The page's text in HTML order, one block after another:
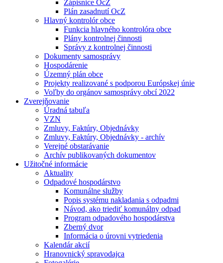
Zápisnice OcZ
Plán zasadnutí OcZ
Hlavný kontrolór obce
Funkcia hlavného kontrolóra obce
Plány kontrolnej činnosti
Správy z kontrolnej činnosti
Dokumenty samosprávy
Hospodárenie
Územný plán obce
Projekty realizované s podporou Európskej únie
Voľby do orgánov samosprávy obcí 2022
Zverejňovanie
Úradná tabuľa
VZN
Zmluvy, Faktúry, Objednávky
Zmluvy, Faktúry, Objednávky - archív
Verejné obstarávanie
Archív publikovaných dokumentov
Užitočné informácie
Aktuality
Odpadové hospodárstvo
Komunálne služby
Popis systému nakladania s odpadmi
Návod, ako triediť komunálny odpad
Program odpadového hospodárstva
Zberný dvor
Informácia o úrovni vytriedenia
Kalendár akcií
Hranovnický spravodajca